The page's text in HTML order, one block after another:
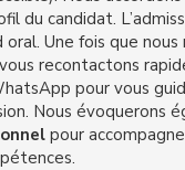
du candidat.
Une fois que
recontactons
pour vous
Nous évoquerons
pour